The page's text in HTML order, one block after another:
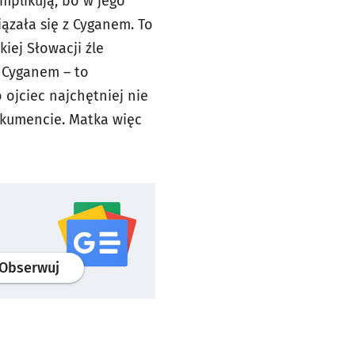
się z Cyganem. To
Słowacji źle
– to
ojciec najchętniej nie
Matka więc
profilgoogle news